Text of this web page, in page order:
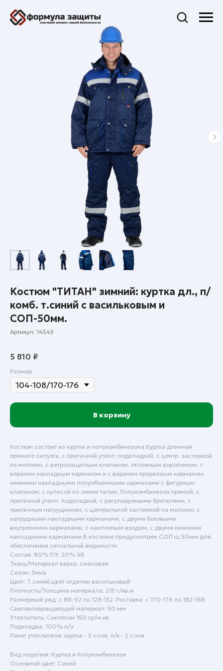
Костюм "ТИТАН" зимний: куртка дл., п/
комб. т.синий с васильковым и
СОП-50мм.
Артикул: 14545
5 810 ₽
Размер
В корзину
Костюм состоит из куртки и полукомбинезона.Куртка длинная
прямого силуэта, с притачной утепл. подкладкой, с центр. застежкой
на молнию, с ветрозащитным клапаном, отложным воротником, с
верхним накладным карманом и с верхним прорезным карманом,
нижними накладными полуобъемными карманами с фигурным
клапаном, с кулисой по линии талии. Полукомбинезон прямой, с
притачной утепл. подкладкой, с регулируемыми бретелями, с
притачным нагрудником, с центральной застежкой на молнию, с
нагрудными накладными карманами, с двумя боковыми
внутренними карманами, с наклонным входом, с двумя нижними
накладными карманами.В костюме предусмотрен СОП ш.50мм для
обеспечения сигнальной видимости.
Состав: 80% ПЭ, 20% ХБ
Ткань/Материал верха: смесовая
Сезон: Зима
Цвет: Т.синий,цвет отделки васильковый
Плотность/Толщина материала: 215 г/кв.м
Размерный ряд: с 88-92 по 128-132. Ростовка: с 170-176 по 182-188
Световозвращающий материал: 50 мм
Утеплитель: Синтепон 150 гр/м.кв
Подкладка: 100% п/э
Пакет утеплителя: куртка - 3 слоя, п/к - 2 слоя
Вид изделия: Куртка и полукомбинезон
Основной цвет: Синий
Краснодар
+7 (861) 207-24-07
+7 (800) 222-78-13
Пн - Пт: с 9:00 до 18:00
Сб - Вск: выходной